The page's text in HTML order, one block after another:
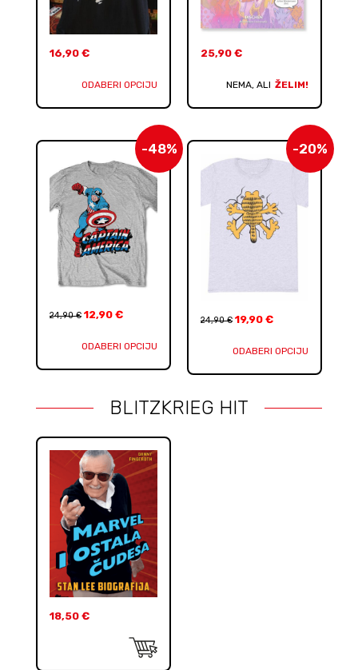
16,90 €
ODABERI OPCIJU
25,90 €
NEMA, ALI ŽELIM!
-48%
24,90€ 12,90 €
ODABERI OPCIJU
-20%
24,90€ 19,90 €
ODABERI OPCIJU
BLITZKRIEG HIT
18,50 €